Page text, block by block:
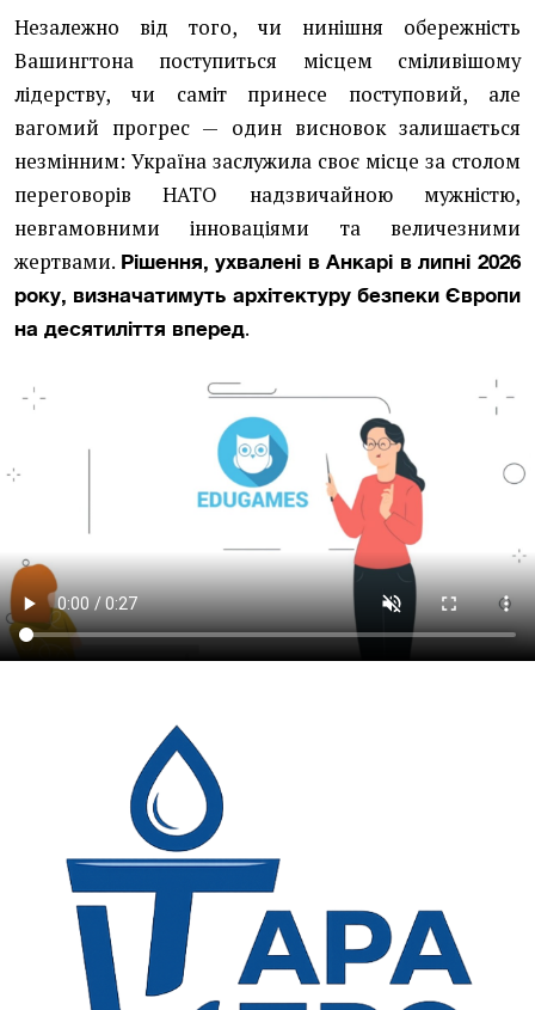
Незалежно від того, чи нинішня обережність
Вашингтона поступиться місцем сміливішому
лідерству, чи саміт принесе поступовий, але
вагомий прогрес — один висновок залишається
незмінним: Україна заслужила своє місце за столом
переговорів НАТО надзвичайною мужністю,
невгамовними інноваціями та величезними
жертвами. Рішення, ухвалені в Анкарі в липні 2026
року, визначатимуть архітектуру безпеки Європи
на десятиліття вперед.